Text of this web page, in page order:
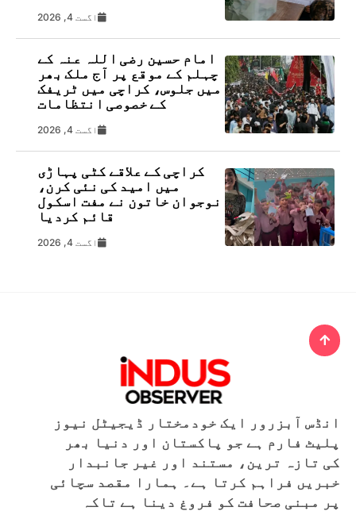
اگست 4, 2026
امام حسین رضی اللہ عنہ کے
چہلم کے موقع پر آج ملک بھر
میں جلوس، کراچی میں ٹریفک
کے خصوصی انتظامات
اگست 4, 2026
کراچی کے علاقے کٹی پہاڑی
میں امید کی نئی کرن،
نوجوان خاتون نے مفت اسکول
قائم کردیا
اگست 4, 2026
انڈس آبزرور ایک خودمختار ڈیجیٹل نیوز
پلیٹ فارم ہے جو پاکستان اور دنیا بھر
کی تازہ ترین، مستند اور غیر جانبدار
خبریں فراہم کرتا ہے۔ ہمارا مقصد سچائی
پر مبنی صحافت کو فروغ دینا ہے تاکہ